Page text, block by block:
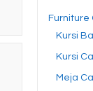
Furniture
Kursi
Kursi
Meja